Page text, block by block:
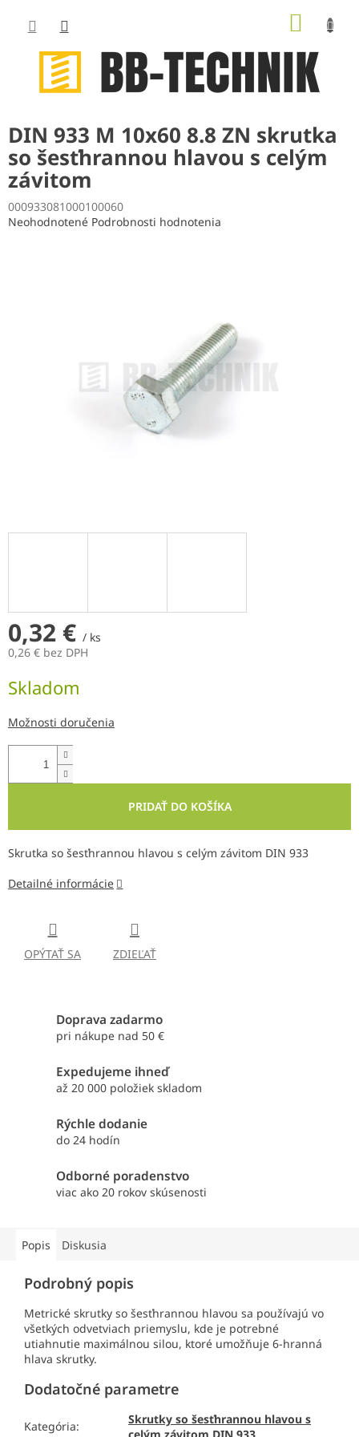
obsah
DIN 933 M 10x60 8.8 ZN skrutka
so šesťhrannou hlavou s celým
závitom
000933081000100060
Priemerné
Neohodnotené Podrobnosti hodnotenia
0,32 € / ks
0,26 € bez DPH
cena:
Skladom
Možnosti doručenia
PRIDAŤ DO KOŠÍKA
Skrutka so šesťhrannou hlavou s celým závitom DIN 933
Detailné informácie
OPÝTAŤ SA ZDIEĽAŤ
Doprava zadarmo
pri nákupe nad 50 €
Expedujeme ihneď
až 20 000 položiek skladom
Rýchle dodanie
do 24 hodín
Odborné poradenstvo
viac ako 20 rokov skúsenosti
Popis Diskusia
Podrobný popis
Metrické skrutky so šesťhrannou hlavou sa používajú vo
všetkých odvetviach priemyslu, kde je potrebné
utiahnutie maximálnou silou, ktoré umožňuje 6-hranná
hlava skrutky.
Dodatočné parametre
Kategória:
Skrutky so šesťhrannou hlavou s